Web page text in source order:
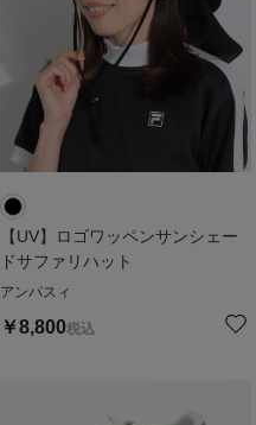
【UV】ロゴワッペンサンシェー
ドサファリハット
アンパスィ
￥8,800税込